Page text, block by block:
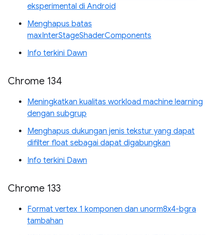
eksperimental di Android
Menghapus batas
maxInterStageShaderComponents
Info terkini Dawn
Chrome 134
Meningkatkan kualitas workload machine learning
dengan subgrup
Menghapus dukungan jenis tekstur yang dapat
difilter float sebagai dapat digabungkan
Info terkini Dawn
Chrome 133
Format vertex 1 komponen dan unorm8x4-bgra
tambahan